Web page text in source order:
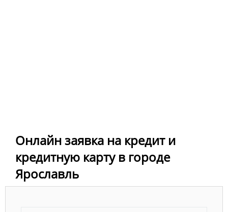
Онлайн заявка на кредит и
кредитную карту в городе
Ярославль